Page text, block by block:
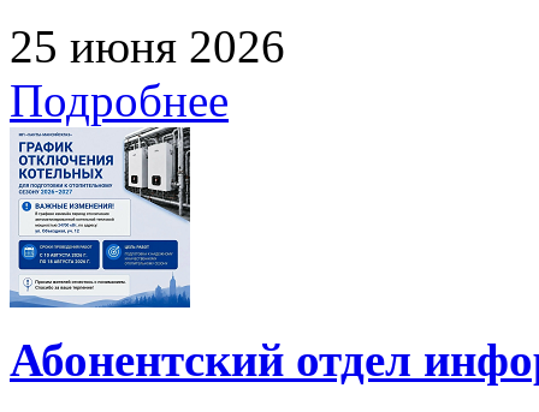
25 июня 2026
Подробнее
Абонентский отдел